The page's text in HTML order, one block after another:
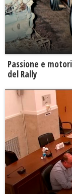
Passione e
del Rally